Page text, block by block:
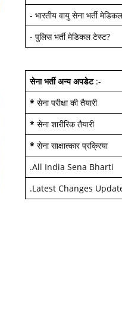
- भारतीय वायु सेना भर्ती
- पुलिस भर्ती मेडिकल टेस्ट?
सेना भर्ती अन्य अपडेट:-
* सेना परीक्षा की तैयारी
* सेना शारीरिक तैयारी
* सेना साक्षात्कार प्रक्रिया
.All India Sena Bharti
.Latest Changes